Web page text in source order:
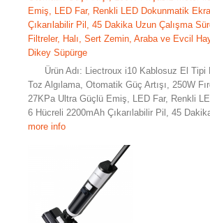
Emiş, LED Far, Renkli LED Dokunmatik
Çıkarılabilir Pil, 45 Dakika Uzun Çalışma
Filtreler, Halı, Sert Zemin, Araba ve Evcil
Dikey Süpürge
Ürün Adı: Liectroux i10 Kablosuz El Tipi
Toz Algılama, Otomatik Güç Artışı, 250W
27KPa Ultra Güçlü Emiş, LED Far, Renkli
6 Hücreli 2200mAh Çıkarılabilir Pil, 45
more info